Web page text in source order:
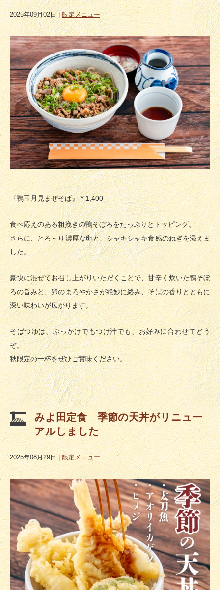
2025年09月02日|限定メニュー
『鴨玉月見まぜそば』￥1,400
食べ応えのある粗挽きの鴨そぼろをたっぷりとトッピング。
さらに、とろ～り濃厚な卵と、シャキシャキ食感のねぎを添えま
した。
豪快に混ぜてお召し上がりいただくことで、甘辛く炊いた鴨そぼ
ろの旨みと、卵のまろやかさが絶妙に絡み、そばの香りとともに
深い味わいが広がります。
そばつゆは、ぶっかけでもつけ汁でも、お好みに合わせてどう
ぞ。
秋限定の一杯をぜひご賞味ください。
みよ田定食 季節の天丼がリニュー
アルしました
2025年08月29日|限定メニュー